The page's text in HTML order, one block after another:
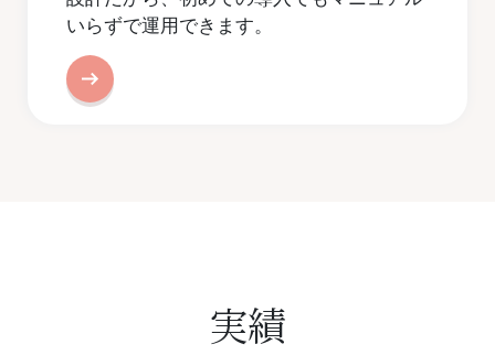
いらずで運用できます。
実績